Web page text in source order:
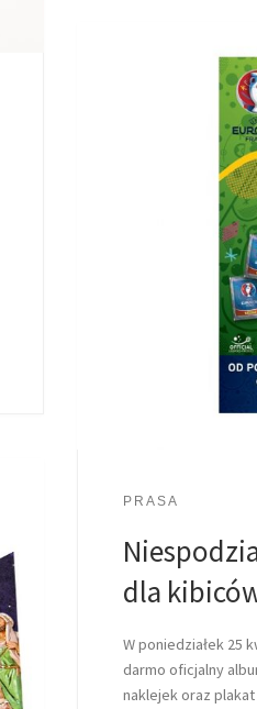
PRASA
dla
W poniedziałek 25
darmo oficjalny
naklejek oraz